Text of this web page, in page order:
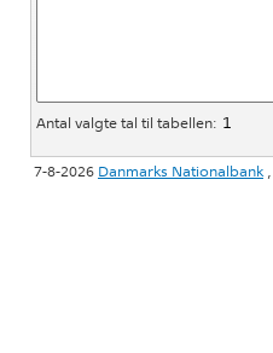
Antal valgte tal til tabellen:
7-8-2026 Danmarks Nationalbank,